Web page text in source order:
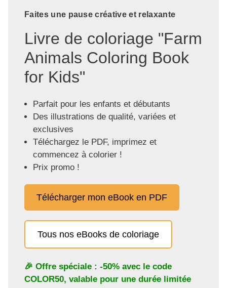
Faites une pause créative et relaxante
Livre de coloriage "Farm
Animals Coloring Book
for Kids"
Parfait pour les enfants et débutants
Des illustrations de qualité, variées et
exclusives
Téléchargez le PDF, imprimez et
commencez à colorier !
Prix promo !
Télécharger mon eBook en PDF
Tous nos eBooks de coloriage
🎉 Offre spéciale : -50% avec le code
COLOR50, valable pour une durée limitée